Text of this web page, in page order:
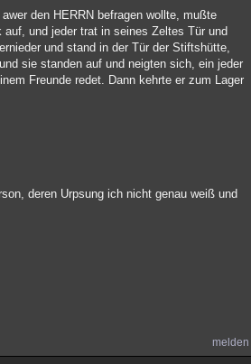
den HERRN befragen wollte, mußte
und jeder trat in seines Zeltes Tür und
und stand in der Tür der Stiftshütte,
sie standen auf und neigten sich, ein jeder
Freunde redet. Dann kehrte er zum Lager
deren Urpsung ich nicht genau weiß und
melden